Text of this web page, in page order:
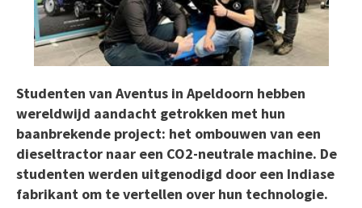
Studenten van Aventus in Apeldoorn hebben
wereldwijd aandacht getrokken met hun
baanbrekende project: het ombouwen van een
dieseltractor naar een CO2-neutrale machine. De
studenten werden uitgenodigd door een Indiase
fabrikant om te vertellen over hun technologie.